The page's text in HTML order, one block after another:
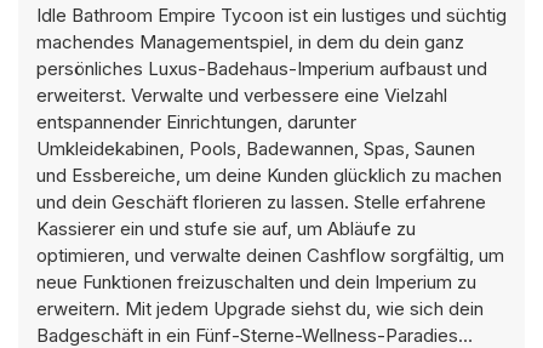
Idle Bathroom Empire Tycoon ist ein lustiges und süchtig
machendes Managementspiel, in dem du dein ganz
persönliches Luxus-Badehaus-Imperium aufbaust und
erweiterst. Verwalte und verbessere eine Vielzahl
entspannender Einrichtungen, darunter
Umkleidekabinen, Pools, Badewannen, Spas, Saunen
und Essbereiche, um deine Kunden glücklich zu machen
und dein Geschäft florieren zu lassen. Stelle erfahrene
Kassierer ein und stufe sie auf, um Abläufe zu
optimieren, und verwalte deinen Cashflow sorgfältig, um
neue Funktionen freizuschalten und dein Imperium zu
erweitern. Mit jedem Upgrade siehst du, wie sich dein
Badgeschäft in ein Fünf-Sterne-Wellness-Paradies